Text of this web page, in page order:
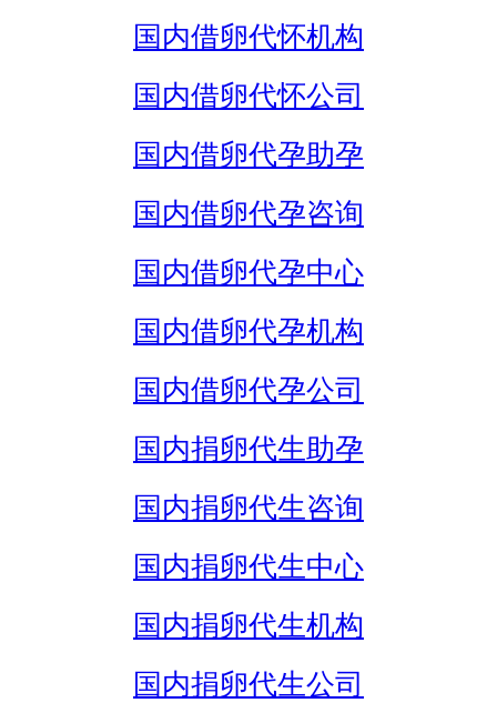
国内借卵代怀机构
国内借卵代怀公司
国内借卵代孕助孕
国内借卵代孕咨询
国内借卵代孕中心
国内借卵代孕机构
国内借卵代孕公司
国内捐卵代生助孕
国内捐卵代生咨询
国内捐卵代生中心
国内捐卵代生机构
国内捐卵代生公司